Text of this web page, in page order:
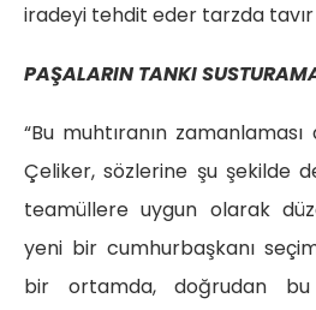
iradeyi tehdit eder tarzda tavır
PAŞALARIN TANKI
“Bu muhtıranın
Çeliker, sözlerine şu şekilde
teamüllere uygun olarak
yeni bir cumhurbaşkanı
bir ortamda, doğrudan